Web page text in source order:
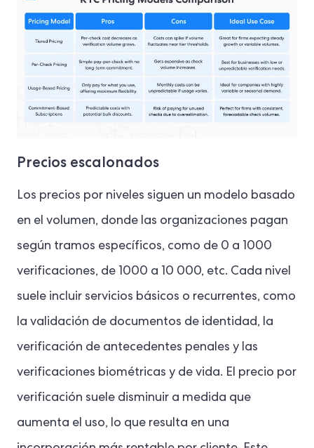
Precios escalonados
Los precios por niveles siguen un modelo basado
en el volumen, donde las organizaciones pagan
según tramos específicos, como de 0 a 1000
verificaciones, de 1000 a 10 000, etc. Cada nivel
suele incluir servicios básicos o recurrentes, como
la validación de documentos de identidad, la
verificación de antecedentes penales y las
verificaciones biométricas y de vida. El precio por
verificación suele disminuir a medida que
aumenta el uso, lo que resulta en una